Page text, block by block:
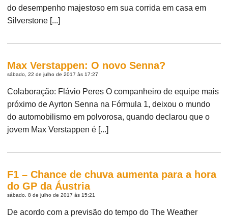
do desempenho majestoso em sua corrida em casa em
Silverstone [...]
Max Verstappen: O novo Senna?
sábado, 22 de julho de 2017 às 17:27
Colaboração: Flávio Peres O companheiro de equipe mais
próximo de Ayrton Senna na Fórmula 1, deixou o mundo
do automobilismo em polvorosa, quando declarou que o
jovem Max Verstappen é [...]
F1 – Chance de chuva aumenta para a hora
do GP da Áustria
sábado, 8 de julho de 2017 às 15:21
De acordo com a previsão do tempo do The Weather